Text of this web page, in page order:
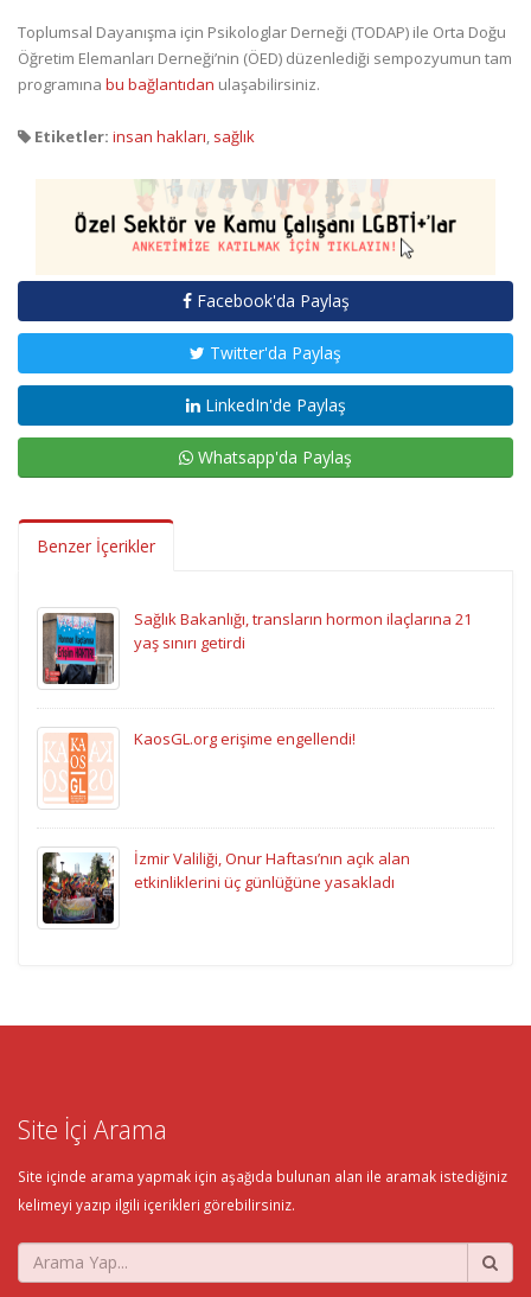
Toplumsal Dayanışma için Psikologlar Derneği (TODAP) ile Orta Doğu
Öğretim Elemanları Derneği’nin (ÖED) düzenlediği sempozyumun tam
programına bu bağlantıdan ulaşabilirsiniz.
Etiketler: insan hakları, sağlık
Facebook'da Paylaş
Twitter'da Paylaş
LinkedIn'de Paylaş
Whatsapp'da Paylaş
Benzer İçerikler
Sağlık Bakanlığı, transların hormon ilaçlarına 21
yaş sınırı getirdi
KaosGL.org erişime engellendi!
İzmir Valiliği, Onur Haftası’nın açık alan
etkinliklerini üç günlüğüne yasakladı
Site İçi Arama
Site içinde arama yapmak için aşağıda bulunan alan ile aramak istediğiniz
kelimeyi yazıp ilgili içerikleri görebilirsiniz.